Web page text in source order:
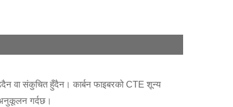
वा संकुचित हुँदैन। कार्बन फाइबरको CTE शून्य
अनुकूलन गर्दछ।